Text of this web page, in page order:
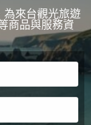
為來台觀光旅遊
商品與服務資